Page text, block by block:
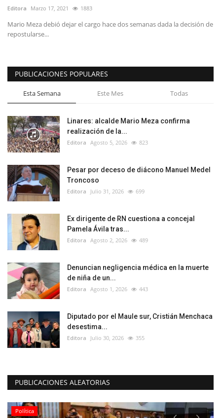
Editora Marzo 17, 2021 1883
Mario Meza debió dejar el cargo hace dos semanas dada la decisión de
repostularse...
PUBLICACIONES POPULARES
Esta Semana Este Mes Todas
Linares: alcalde Mario Meza confirma
realización de la...
Editora Agosto 5, 2026 823
Pesar por deceso de diácono Manuel Medel
Troncoso
Editora Julio 31, 2026 699
Ex dirigente de RN cuestiona a concejal
Pamela Ávila tras...
Editora Agosto 2, 2026 489
Denuncian negligencia médica en la muerte
de niña de un...
Editora Agosto 1, 2026 443
Diputado por el Maule sur, Cristián Menchaca
desestima...
Editora Julio 30, 2026 355
PUBLICACIONES ALEATORIAS
Política